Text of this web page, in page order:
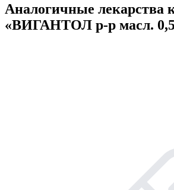
Аналогичные лекарства
«ВИГАНТОЛ р-р масл.